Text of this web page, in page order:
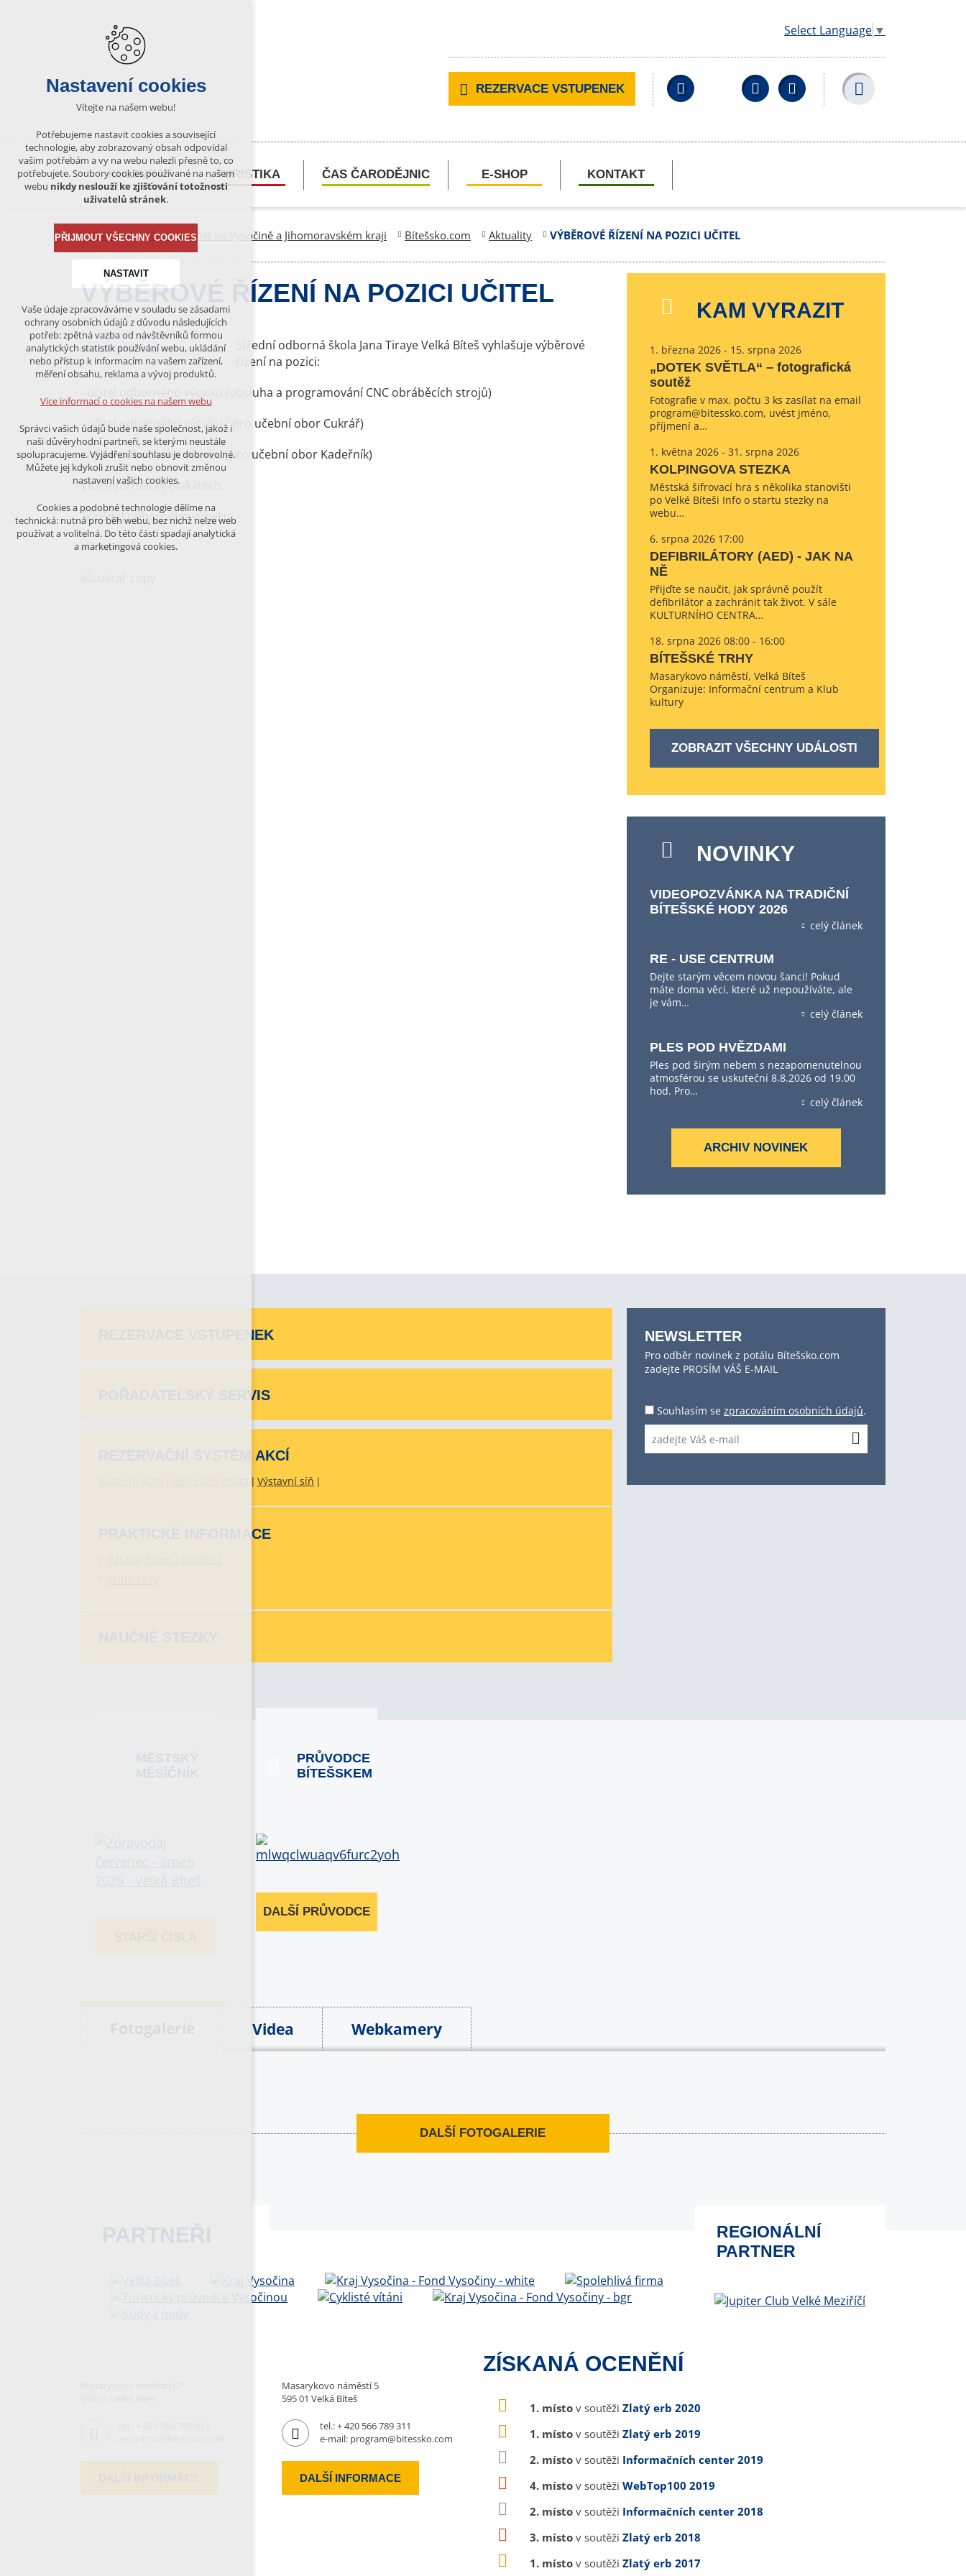
Select Language ▼
REZERVACE VSTUPENEK Facebook YouTubeWikipedia
KULTURA TURISTIKA ČAS ČARODĚJNIC E-SHOP KONTAKT
Bítešsko Kam na výlet na Vysočině a Jihomoravském kraji Bítešsko.com Aktuality VÝBĚROVÉ ŘÍZENÍ NA POZICI UČITEL
VÝBĚROVÉ ŘÍZENÍ NA POZICI UČITEL
17.6.2026
Střední odborná škola Jana Tiraye Velká Bíteš vyhlašuje výběrové
řízení na pozici:
- učitel odborného výcviku (obsluha a programování CNC obráběcích strojů)
- učitel odborného výcviku ( pro učební obor Cukrář)
- učitel odborného výcviku (pro učební obor Kadeřník)
Více informací v plakátech.
KAM VYRAZIT
1. března 2026 - 15. srpna 2026
„DOTEK SVĚTLA“ – fotografická
soutěž
Fotografie v max. počtu 3 ks zasílat na email
program@bitessko.com, uvést jméno,
příjmení a…
1. května 2026 - 31. srpna 2026
KOLPINGOVA STEZKA
Městská šifrovací hra s několika stanovišti
po Velké Bíteši Info o startu stezky na
webu…
6. srpna 2026 17:00
DEFIBRILÁTORY (AED) - JAK NA
NĚ
Přijďte se naučit, jak správně použít
defibrilátor a zachránit tak život. V sále
KULTURNÍHO CENTRA…
18. srpna 2026 08:00 - 16:00
BÍTEŠSKÉ TRHY
Masarykovo náměstí, Velká Bíteš
Organizuje: Informační centrum a Klub
kultury
ZOBRAZIT VŠECHNY UDÁLOSTI
NOVINKY
VIDEOPOZVÁNKA NA TRADIČNÍ
BÍTEŠSKÉ HODY 2026
celý článek
RE - USE CENTRUM
Dejte starým věcem novou šanci! Pokud
máte doma věci, které už nepoužíváte, ale
je vám…
celý článek
PLES POD HVĚZDAMI
Ples pod širým nebem s nezapomenutelnou
atmosférou se uskuteční 8.8.2026 od 19.00
hod. Pro…
celý článek
ARCHIV NOVINEK
REZERVACE VSTUPENEK
POŘADATELSKÝ SERVIS
REZERVAČNÍ SYSTÉM AKCÍ
Výstavní síň
PRAKTICKÉ INFORMACE
NEWSLETTER
Pro odběr novinek z potálu Bítešsko.com
zadejte PROSÍM VÁŠ E-MAIL
Souhlasím se zpracováním osobních údajů.
PRŮVODCE
BÍTEŠSKEM
DALŠÍ PRŮVODCE
Videa Webkamery
DALŠÍ FOTOGALERIE
REGIONÁLNÍ
PARTNER
Masarykovo náměstí 5
595 01 Velká Bíteš
tel.:+ 420 566 789 311
e-mail: program@bitessko.com
DALŠÍ INFORMACE
ZÍSKANÁ OCENĚNÍ
1. místo v soutěži Zlatý erb 2020
1. místo v soutěži Zlatý erb 2019
2. místo v soutěži Informačních center 2019
4. místo v soutěži WebTop100 2019
2. místo v soutěži Informačních center 2018
3. místo v soutěži Zlatý erb 2018
1. místo v soutěži Zlatý erb 2017
Nastavení cookies
Vítejte na našem webu!
Potřebujeme nastavit cookies a související
technologie, aby zobrazovaný obsah odpovídal
vašim potřebám a vy na webu nalezli přesně to, co
potřebujete. Soubory cookies používané na našem
webu nikdy neslouží ke zjišťování totožnosti
uživatelů stránek.
PŘIJMOUT VŠECHNY COOKIES
NASTAVIT
Technická cookies
nutná pro provozování webu
udržení kontextu stránek (session):
případná přihlášení, volby jazyka, apod.
analytická pro anonymizované
vyhodnocení návštěvnosti
marketingová cookies (Google)
Více informací o cookies na našem webu
ODMÍTNOUT VŠE
Vaše údaje zpracováváme v souladu se zásadami
ochrany osobních údajů z důvodu následujících
potřeb: zpětná vazba od návštěvníků formou
analytických statistik používání webu, ukládání
nebo přístup k informacím na vašem zařízení,
měření obsahu, reklama a vývoj produktů.
Více informací o cookies na našem webu
Správci vašich údajů bude naše společnost, jakož i
naši důvěryhodní partneři, se kterými neustále
spolupracujeme. Vyjádření souhlasu je dobrovolné.
Můžete jej kdykoli zrušit nebo obnovit změnou
nastavení vašich cookies.
Cookies a podobné technologie dělíme na
technická: nutná pro běh webu, bez nichž nelze web
používat a volitelná. Do této části spadají analytická
a marketingová cookies.